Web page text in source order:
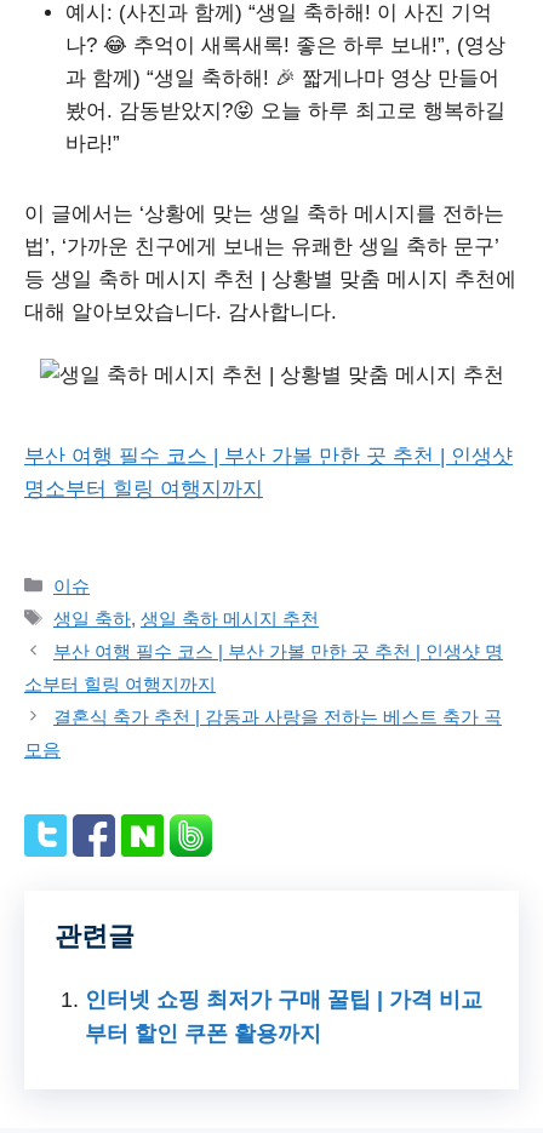
예시: (사진과 함께) “생일 축하해! 이 사진 기억
나? 😂 추억이 새록새록! 좋은 하루 보내!”, (영상
과 함께) “생일 축하해! 🎉 짧게나마 영상 만들어
봤어. 감동받았지?😝 오늘 하루 최고로 행복하길
바라!”
이 글에서는 ‘상황에 맞는 생일 축하 메시지를 전하는
법’, ‘가까운 친구에게 보내는 유쾌한 생일 축하 문구’
등 생일 축하 메시지 추천 | 상황별 맞춤 메시지 추천에
대해 알아보았습니다. 감사합니다.
부산 여행 필수 코스 | 부산 가볼 만한 곳 추천 | 인생샷
명소부터 힐링 여행지까지
Categories
이슈
Tags
생일 축하, 생일 축하 메시지 추천
부산 여행 필수 코스 | 부산 가볼 만한 곳 추천 | 인생샷 명
소부터 힐링 여행지까지
결혼식 축가 추천 | 감동과 사랑을 전하는 베스트 축가 곡
모음
관련글
인터넷 쇼핑 최저가 구매 꿀팁 | 가격 비교
부터 할인 쿠폰 활용까지